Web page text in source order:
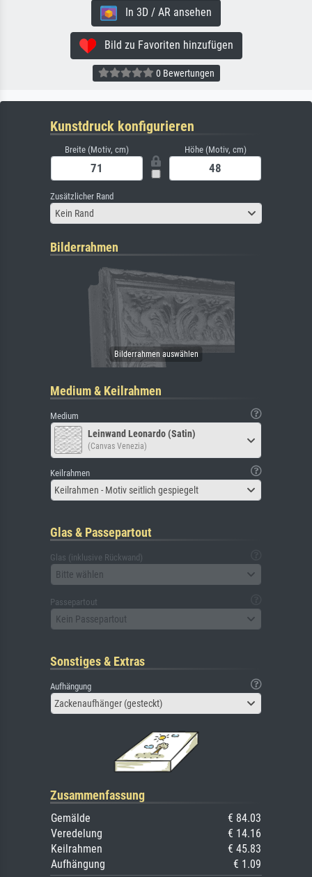
In 3D / AR ansehen
Bild zu Favoriten hinzufügen
0 Bewertungen
Kunstdruck konfigurieren
Breite (Motiv, cm) Höhe (Motiv, cm)
Zusätzlicher Rand
Kein Rand
Bilderrahmen
Medium & Keilrahmen
Medium
Leinwand Leonardo (Satin)
(Canvas Venezia)
Keilrahmen
Keilrahmen - Motiv seitlich gespiegelt
Glas & Passepartout
Glas (inklusive Rückwand)
Bitte wählen
Passepartout
Kein Passepartout
Sonstiges & Extras
Aufhängung
Zackenaufhänger (gesteckt)
Zusammenfassung
Gemälde
€ 84.03
Veredelung
€ 14.16
Keilrahmen
€ 45.83
Aufhängung
€ 1.09